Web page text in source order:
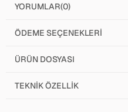
YORUMLAR(0)
ÖDEME SEÇENEKLERI
ÜRÜN DOSYASI
TEKNIK ÖZELLIK